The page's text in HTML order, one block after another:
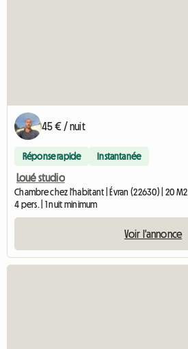
45 € / nuit
Réponse rapide Instantanée
Loué studio
Chambre chez l'habitant | Évran (22630) | 20 M2
4 pers. | 1 nuit minimum
Voir l'annonce